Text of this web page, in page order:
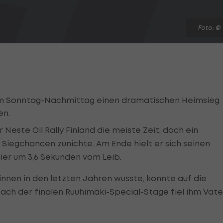
Foto: ©
Nachmittag einen dramatischen Heimsieg
Oil Rally Finland die meiste Zeit, doch ein
zunichte. Am Ende hielt er sich seinen
um 3,6 Sekunden vom Leib.
in den letzten Jahren wusste, konnte auf die
der finalen Ruuhimäki-Special-Stage fiel ihm